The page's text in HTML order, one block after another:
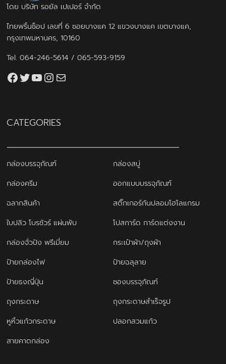
โดย บริษัท รอยัล เปเปอร์ จำกัด
ไทยพริ้นช็อป เลขที่ 6 ซอยบางแค 12 แขวงบางแค เขตบางแค,
กรุงเทพมหานคร, 10160
Tel.064-246-5614 /065-593-9159
Facebook
Twitter
YouTube
Instagram
thaiprintshop.aw@gmail.com
CATEGORIES
กล่องบรรจุภัณฑ์
กล่องสบู่
กล่องครีม
ออกแบบบรรจุภัณฑ์
ฉลากสินค้า
สติ๊กเกอร์กันปลอมโฮโลแกรม
ใบปลิว โบรชัวร์ แผ่นพับ
โปสการ์ด การ์ดแต่งงาน
กล่องจั่วปัง พรีเมี่ยม
กระเป๋าผ้า/ถุงผ้า
ป้ายกล่องไฟ
ป้ายฉลุลาย
ป้ายธงญี่ปุ่น
ซองบรรจุภัณฑ์
ถุงกระดาษ
ถุงกระดาษสำเร็จรูป
หูหิ้วแก้วกระดาษ
ปลอกสวมแก้ว
สายคาดกล่อง